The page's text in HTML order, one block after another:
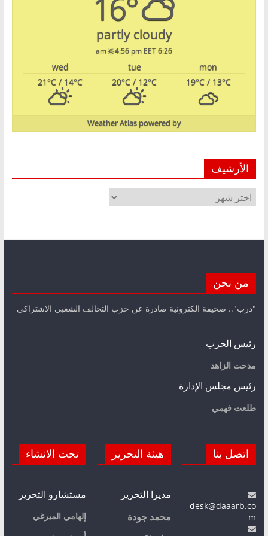
partly cloudy
6:26 am
4:56 pm EET
mon
tue
wed
19°C/ 13°C
20°C / 12°C
21°C / 14°C
powered by
Weather Atlas
الأرشيف
الأرشيف
من نحن
"درب".. صحيفة الكترونية صادرة عن حزب التحالف الشعبي الاشتراكي
رئيس الحزب
مدحت الزاهد
رئيس مجلس الإدارة
طلعت فهمي
اتصل بنا
desk@daaarb.co
m
هيئة التحرير
مديرا التحرير
محمد جودة
تحت الانشاء
مستشارو التحرير
إلهامي الميرغي